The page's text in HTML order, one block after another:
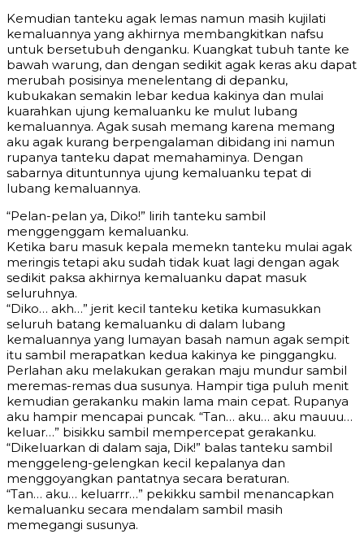
Kemudian tanteku agak lemas namun masih kujilati
kemaluannya yang akhirnya membangkitkan nafsu
untuk bersetubuh denganku. Kuangkat tubuh tante ke
bawah warung, dan dengan sedikit agak keras aku dapat
merubah posisinya menelentang di depanku,
kubukakan semakin lebar kedua kakinya dan mulai
kuarahkan ujung kemaluanku ke mulut lubang
kemaluannya. Agak susah memang karena memang
aku agak kurang berpengalaman dibidang ini namun
rupanya tanteku dapat memahaminya. Dengan
sabarnya dituntunnya ujung kemaluanku tepat di
lubang kemaluannya.
“Pelan-pelan ya, Diko!” lirih tanteku sambil
menggenggam kemaluanku.
Ketika baru masuk kepala memekn tanteku mulai agak
meringis tetapi aku sudah tidak kuat lagi dengan agak
sedikit paksa akhirnya kemaluanku dapat masuk
seluruhnya.
“Diko… akh…” jerit kecil tanteku ketika kumasukkan
seluruh batang kemaluanku di dalam lubang
kemaluannya yang lumayan basah namun agak sempit
itu sambil merapatkan kedua kakinya ke pinggangku.
Perlahan aku melakukan gerakan maju mundur sambil
meremas-remas dua susunya. Hampir tiga puluh menit
kemudian gerakanku makin lama main cepat. Rupanya
aku hampir mencapai puncak. “Tan… aku… aku mauuu…
keluar…” bisikku sambil mempercepat gerakanku.
“Dikeluarkan di dalam saja, Dik!” balas tanteku sambil
menggeleng-gelengkan kecil kepalanya dan
menggoyangkan pantatnya secara beraturan.
“Tan… aku… keluarrr…” pekikku sambil menancapkan
kemaluanku secara mendalam sambil masih
memegangi susunya.